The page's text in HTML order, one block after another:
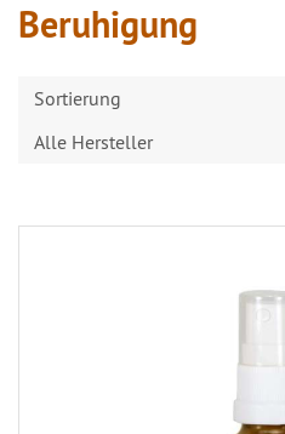
Beruhigung
Sortierung
Alle Hersteller